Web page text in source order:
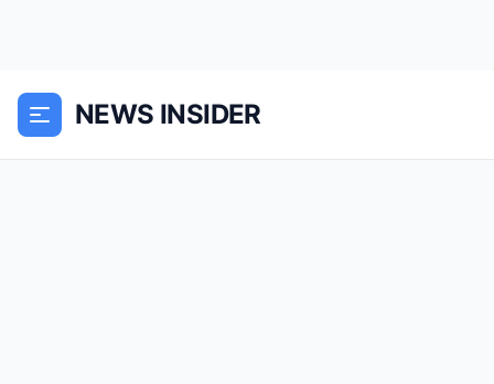
NEWS INSIDER